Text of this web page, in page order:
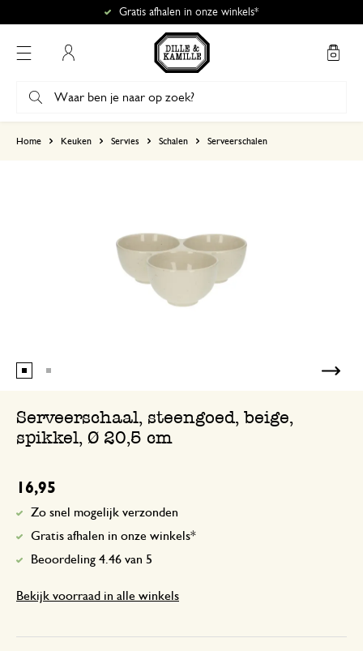
Gratis afhalen in onze winkels*
Home Keuken Servies Schalen Serveerschalen
Serveerschaal, steengoed, beige,
spikkel, Ø 20,5 cm
16,95
Zo snel mogelijk verzonden
Gratis afhalen in onze winkels*
Beoordeling 4.46 van 5
Bekijk voorraad in alle winkels